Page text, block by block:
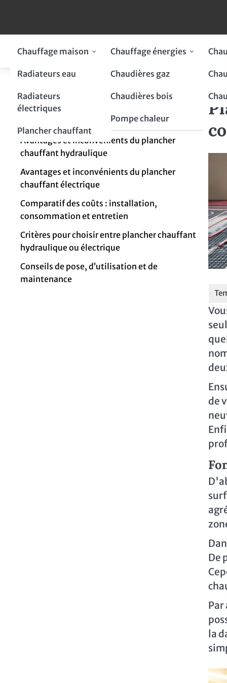
Chauffage maison
Radiateurs eau
Radiateurs
électriques
Plancher chauffant
Chauffage énergies
Chaudières gaz
Chaudières bois
Pompe chaleur
de
De
Par
la
Table des matières
Fonctionnement du plancher chauffant
hydraulique et électrique
Avantages et inconvénients du plancher
chauffant hydraulique
Avantages et inconvénients du plancher
chauffant électrique
Comparatif des coûts : installation,
consommation et entretien
Critères pour choisir entre plancher chauffant
hydraulique ou électrique
Conseils de pose, d’utilisation et de
maintenance